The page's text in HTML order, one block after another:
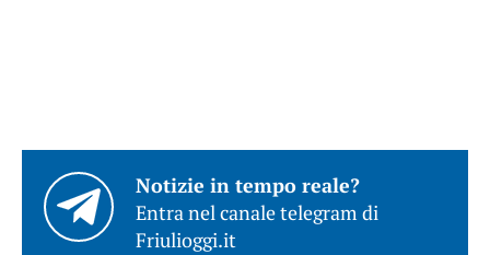
Notizie in tempo reale?
Entra nel canale telegram di
Friulioggi.it